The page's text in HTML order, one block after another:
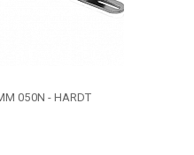
050N - HARDT